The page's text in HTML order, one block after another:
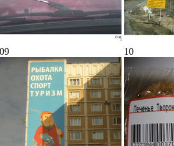
09 10